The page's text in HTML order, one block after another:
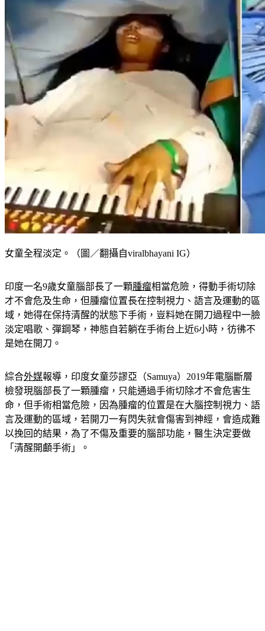
女童全程淡定。（圖／翻攝自viralbhayani IG）
印度一名9歲女童腦部長了一顆腫瘤相當危險，得動手術切除
才不會危及生命，但腫瘤位置長在控制視力、語言及運動的區
域，她得在保持清醒的狀態下手術，豈料她在開刀過程中一臉
淡定唱歌、彈鋼琴，神態自若躺在手術台上近6小時，彷彿不
是她在開刀。
綜合外媒報導，印度女童莎謬亞（Samuya）2019年電腦斷層
檢發現腦部長了一顆腫瘤，只能通過手術切除才不會危害生
命，但手術相當危險，因為腫瘤的位置是在大腦控制視力、語
言及運動的區域，若開刀一有閃失就會傷害到神經，會造成難
以挽回的結果，為了不傷及重要的腦部功能，醫生決定要做
「清醒開顱手術」。